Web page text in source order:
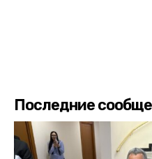
Последние